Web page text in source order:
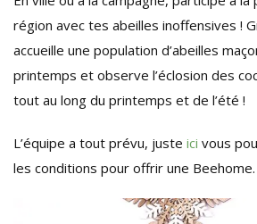
région avec tes abeilles inoffensives !
accueille une population d’abeilles
printemps et observe l’éclosion des
tout au long du printemps et de l’été !
L’équipe a tout prévu, juste ici vous
les conditions pour offrir une Beehome.